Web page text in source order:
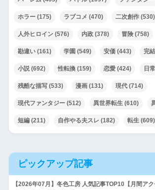
ホラー(175) ラブコメ (470) 二次創作(530)
人外ヒロイン(576) 内政(378) 冒険(758)
勘違い(161) 学園 (549) 安価(443) 完
小説(692) 性転換(159) 恋愛(424) 日常
残酷な描写(533) 漫画(131) 現代(714)
現代ファンタジー(512) 異世界転生(610)
短編(211) 自作やる夫スレ (182) 転生(609)
ピックアップ記事
【2026年07月】冬色工房 人気記事TOP10【月間アク